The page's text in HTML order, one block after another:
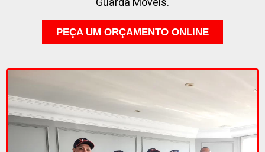
PEÇA UM ORÇAMENTO ONLINE